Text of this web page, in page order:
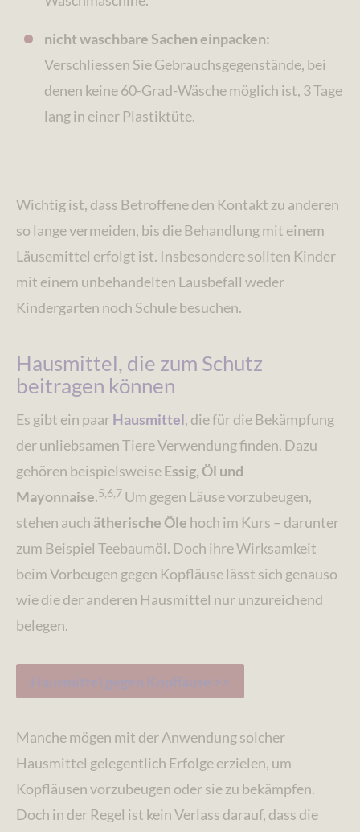
nicht waschbare Sachen einpacken:
Verschliessen Sie Gebrauchsgegenstände, bei
denen keine 60-Grad-Wäsche möglich ist, 3 Tage
lang in einer Plastiktüte.
Wichtig ist, dass Betroffene den Kontakt zu anderen
so lange vermeiden, bis die Behandlung mit einem
Läusemittel erfolgt ist. Insbesondere sollten Kinder
mit einem unbehandelten Lausbefall weder
Kindergarten noch Schule besuchen.
Hausmittel, die zum Schutz
beitragen können
Es gibt ein paarHausmittel, die für die Bekämpfung
der unliebsamen Tiere Verwendung finden. Dazu
gehören beispielsweiseEssig, Öl und
Mayonnaise.5,6,7 Um gegen Läuse vorzubeugen,
stehen auch ätherische Öle hoch im Kurs – darunter
zum Beispiel Teebaumöl. Doch ihre Wirksamkeit
beim Vorbeugen gegen Kopfläuse lässt sich genauso
wie die der anderen Hausmittel nur unzureichend
belegen.
Hausmittel gegen Kopfläuse >>
Manche mögen mit der Anwendung solcher
Hausmittel gelegentlich Erfolge erzielen, um
Kopfläusen vorzubeugen oder sie zu bekämpfen.
Doch in der Regel ist kein Verlass darauf, dass die